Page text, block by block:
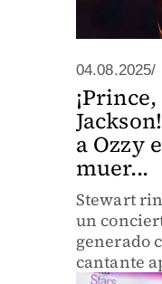
04.08.2025/
a Ozzy
muer...
Stewart
un
generado
cantante